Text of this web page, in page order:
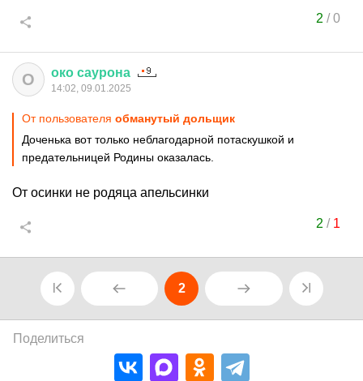
2 /0
О око саурона
14:02, 09.01.2025
От пользователя обманутый дольщик
Доченька вот только неблагодарной потаскушкой и
предательницей Родины оказалась.
От осинки не родяца апельсинки
2 / 1
2
Поделиться